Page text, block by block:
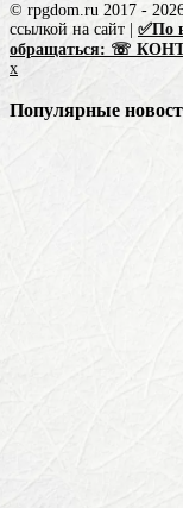
© rpgdom.ru 2017 -
ссылкой на сайт | ✅По
обращаться: ☏
x
Популярные